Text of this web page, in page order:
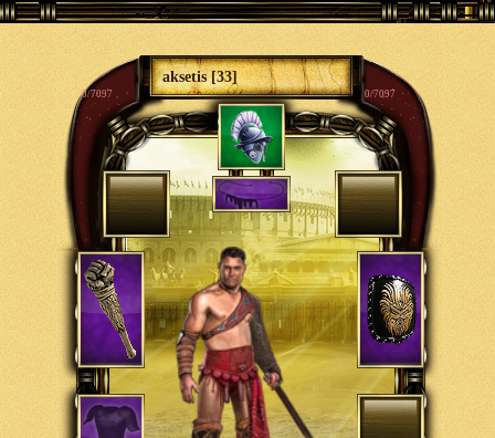
aksetis [33]
0/7097 0/7097